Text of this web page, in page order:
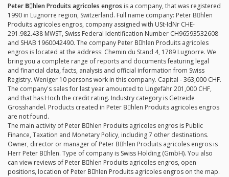
Peter Bِhlen Produits agricoles engros is a company, that was registered
1990 in Lugnorre region, Switzerland. Full name company: Peter Bِhlen
Produits agricoles engros, company assigned with USt-IdNr CHE-
291.982.438 MWST, Swiss Federal Identification Number CH96593532608
and SHAB 1960042490. The company Peter Bِhlen Produits agricoles
engros is located at the address: Chemin du Stand 4, 1789 Lugnorre. We
bring you a complete range of reports and documents featuring legal
and financial data, facts, analysis and official information from Swiss
Registry. Weniger 10 persons work in this company. Capital - 363,000 CHF.
The company's sales for last year amounted to Ungefähr 201,000 CHF,
and that has Hoch the credit rating. Industry category is Getreide
Grosshandel. Products created in Peter Bِhlen Produits agricoles engros
are not found.
The main activity of Peter Bِhlen Produits agricoles engros is Public
Finance, Taxation and Monetary Policy, including 7 other destinations.
Owner, director or manager of Peter Bِhlen Produits agricoles engros is
Herr Peter Bِhlen. Type of company is Swiss Holding (GmbH). You also
can view reviews of Peter Bِhlen Produits agricoles engros, open
positions, location of Peter Bِhlen Produits agricoles engros on the map.